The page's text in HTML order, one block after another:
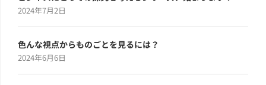
2024年7月2日
色んな視点からものごとを見るには？
2024年6月6日